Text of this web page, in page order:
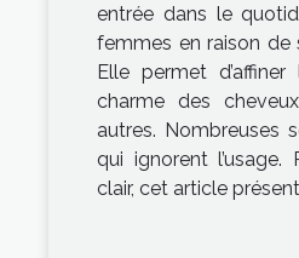
entrée dans le
femmes en raison de
Elle permet
charme des
autres. Nombreuses
qui ignorent
clair, cet article